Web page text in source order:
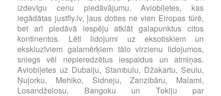
izdevīgu cenu piedāvājumu. Aviobiļetes, kas
iegādātas justfly.lv, ļaus doties ne vien Eiropas tūrē,
bet arī piedāvā iespēju atklāt galapunktus citos
kontinentos. Lēti lidojumi uz eksotiskiem un
ekskluzīviem galamērķiem tālo virzienu lidojumos,
sniegs vēl nepieredzētus iespaidus un atmiņas.
Aviobiļetes uz Dubaiju, Stambulu, Džakartu, Seulu,
Ņujorku, Mehiko, Sidneju, Zanzibāru, Maiami,
Losandželosu, Bangoku un Tokiju par